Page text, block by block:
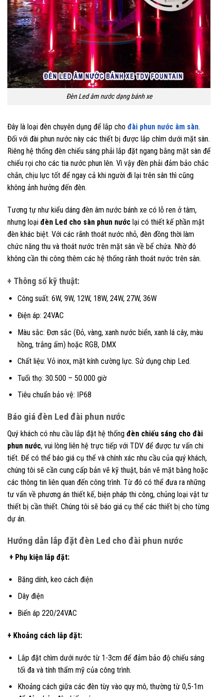
Đèn Led âm nước dạng bánh xe
Đây là loại đèn chuyên dụng để lắp cho đài phun nước âm sàn.
Đối với đài phun nước này các thiết bị được lắp chìm dưới mặt sàn.
Riêng hệ thống đèn chiếu sáng phải lắp đặt ngang bằng mặt sàn để
chiếu rọi cho các tia nước phun lên. Vì vậy đèn phải đảm bảo chắc
chắn, chịu lực tốt để ngay cả khi người đi lại trên sân thì cũng
không ảnh hưởng đến đèn.
Tương tự như kiểu dáng đèn âm nước bánh xe có lỗ ren ở tâm,
nhưng loại đèn Led cho sàn phun nước lại có thiết kế phần mặt
đèn khác biệt. Với các rãnh thoát nước nhỏ, đèn đồng thời làm
chức năng thu và thoát nước trên mặt sân về bể chứa. Nhờ đó
không cần thi công thêm các hệ thống rãnh thoát nước trên sân.
+ Thông số kỹ thuật:
Công suất: 6W, 9W, 12W, 18W, 24W, 27W, 36W
Điện áp: 24VAC
Màu sắc: Đơn sắc (Đỏ, vàng, xanh nước biển, xanh lá cây, màu
hồng, trắng ấm) hoặc RGB, DMX
Chất liệu: Vỏ inox, mặt kính cường lực. Sử dụng chip Led.
Tuổi thọ: 30.500 – 50.000 giờ
Tiêu chuẩn bảo vệ: IP68
Báo giá đèn Led đài phun nước
Quý khách có nhu cầu lắp đặt hệ thống đèn chiếu sáng cho đài
phun nước, vui lòng liên hệ trực tiếp với TDV để được tư vấn chi
tiết. Để có thể báo giá cụ thể và chính xác nhu cầu của quý khách,
chúng tôi sẽ cần cung cấp bản vẽ kỹ thuật, bản vẽ mặt bằng hoặc
các thông tin liên quan đến công trình. Từ đó có thể đưa ra những
tư vấn về phương án thiết kế, biện pháp thi công, chủng loại vật tư
thiết bị cần thiết. Chúng tôi sẽ báo giá cụ thể các thiết bị cho từng
dự án.
Hướng dẫn lắp đặt đèn Led cho đài phun nước
+ Phụ kiện lắp đặt:
Băng dính, keo cách điện
Dây điện
Biến áp 220/24VAC
+ Khoảng cách lắp đặt:
Lắp đặt chìm dưới nước từ 1-3cm để đảm bảo độ chiếu sáng
tối đa và tính thẩm mỹ của công trình.
Khoảng cách giữa các đèn tùy vào quy mô, thường từ 0,5-1m